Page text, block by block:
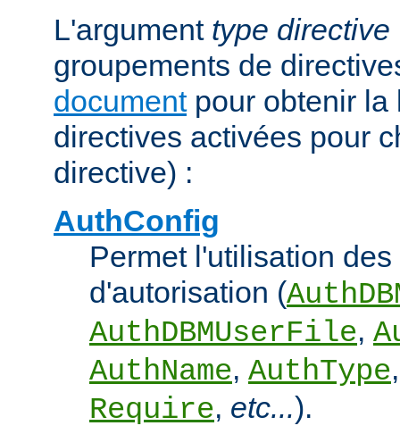
L'argument type directive
groupements de
documentpour obtenir la
directives activées pour
directive) :
AuthConfig
Permet l'utilisation
d'autorisation (
AuthDBMUserFile,
AuthName, AuthType
Require, etc...).